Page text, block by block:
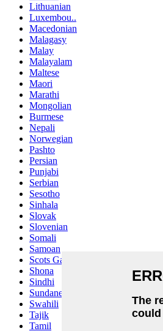
Lithuanian
Luxembou..
Macedonian
Malagasy
Malay
Malayalam
Maltese
Maori
Marathi
Mongolian
Burmese
Nepali
Norwegian
Pashto
Persian
Punjabi
Serbian
Sesotho
Sinhala
Slovak
Slovenian
Somali
Samoan
Scots Gaelic
Shona
Sindhi
Sundanese
Swahili
Tajik
Tamil